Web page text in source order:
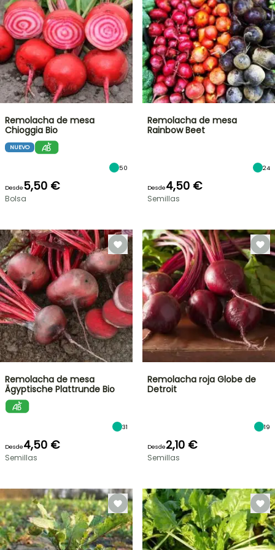
OFERTA
RELÁMPAGO
¡HASTA
UN
Remolacha de mesa
Chioggia Bio
NUEVO
50
Desde5,50 €
Bolsa
Remolacha de mesa
Rainbow Beet
24
Desde4,50 €
Semillas
Remolacha de mesa
Ägyptische Plattrunde Bio
31
Desde4,50 €
Semillas
Remolacha roja Globe de
Detroit
19
Desde2,10 €
Semillas